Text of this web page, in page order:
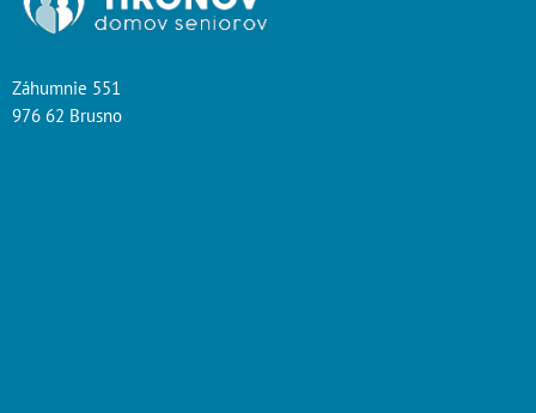
Záhumnie 551
976 62 Brusno